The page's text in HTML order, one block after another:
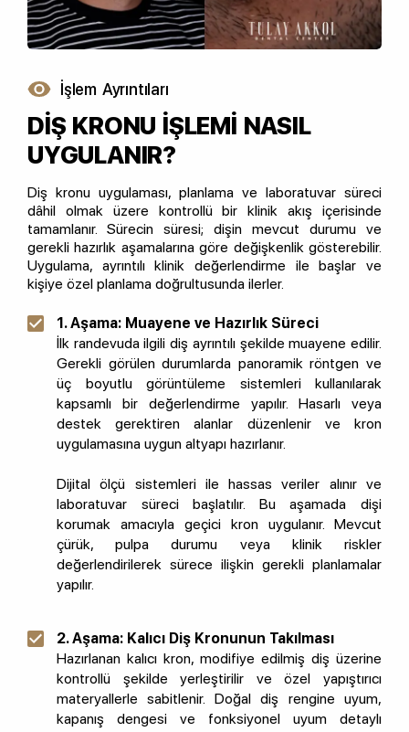
İşlem Ayrıntıları
DİŞ KRONU İŞLEMİ NASIL
UYGULANIR?
Diş kronu uygulaması, planlama ve laboratuvar süreci
dâhil olmak üzere kontrollü bir klinik akış içerisinde
tamamlanır. Sürecin süresi; dişin mevcut durumu ve
gerekli hazırlık aşamalarına göre değişkenlik gösterebilir.
Uygulama, ayrıntılı klinik değerlendirme ile başlar ve
kişiye özel planlama doğrultusunda ilerler.
1. Aşama: Muayene ve Hazırlık Süreci
İlk randevuda ilgili diş ayrıntılı şekilde muayene edilir.
Gerekli görülen durumlarda panoramik röntgen ve
üç boyutlu görüntüleme sistemleri kullanılarak
kapsamlı bir değerlendirme yapılır. Hasarlı veya
destek gerektiren alanlar düzenlenir ve kron
uygulamasına uygun altyapı hazırlanır.
Dijital ölçü sistemleri ile hassas veriler alınır ve
laboratuvar süreci başlatılır. Bu aşamada dişi
korumak amacıyla geçici kron uygulanır. Mevcut
çürük, pulpa durumu veya klinik riskler
değerlendirilerek sürece ilişkin gerekli planlamalar
yapılır.
2. Aşama: Kalıcı Diş Kronunun Takılması
Hazırlanan kalıcı kron, modifiye edilmiş diş üzerine
kontrollü şekilde yerleştirilir ve özel yapıştırıcı
materyallerle sabitlenir. Doğal diş rengine uyum,
kapanış dengesi ve fonksiyonel uyum detaylı